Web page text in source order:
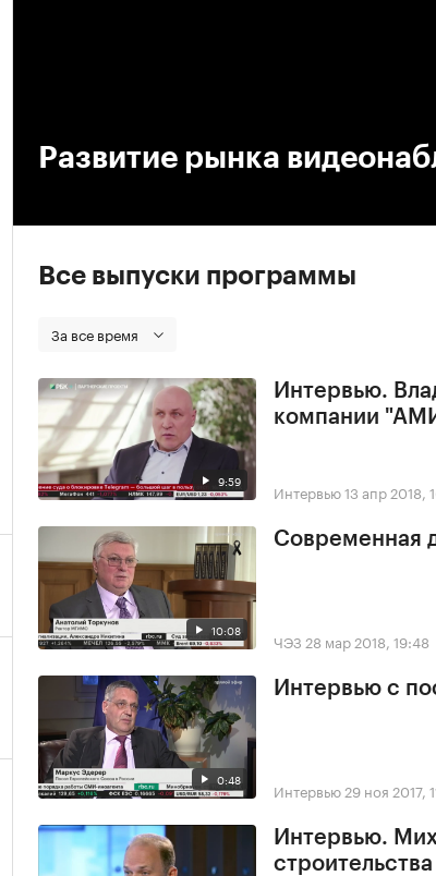
Развитие рынка
Все выпуски программы
За все время
9:59
Интервью.
компании
Интервью13 апр 2018,
10:08
Современная
ЧЭЗ 28 мар 2018, 19:48
0:48
Интервью с
Интервью 29 ноя 2017,
Интервью.